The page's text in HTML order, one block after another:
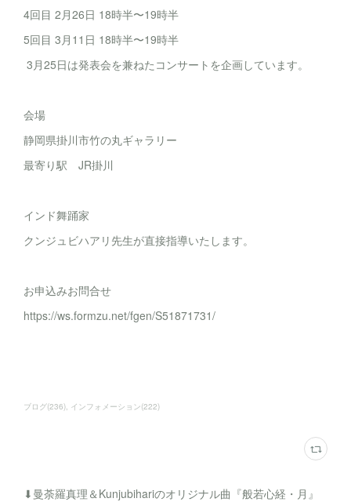
4回目 2月26日 18時半〜19時半
5回目 3月11日 18時半〜19時半
3月25日は発表会を兼ねたコンサートを企画しています。
会場
静岡県掛川市竹の丸ギャラリー
最寄り駅 JR掛川
インド舞踊家
クンジュビハアリ先生が直接指導いたします。
お申込みお問合せ
https://ws.formzu.net/fgen/S51871731/
ブログ(236) インフォメーション(222)
⬇︎曼荼羅真理＆Kunjubihariのオリジナル曲『般若心経・月』